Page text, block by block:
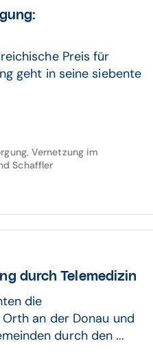
Preis für
geht in seine siebente
Vernetzung im
Schaffler
durch Telemedizin
die
an der Donau und
durch den ...